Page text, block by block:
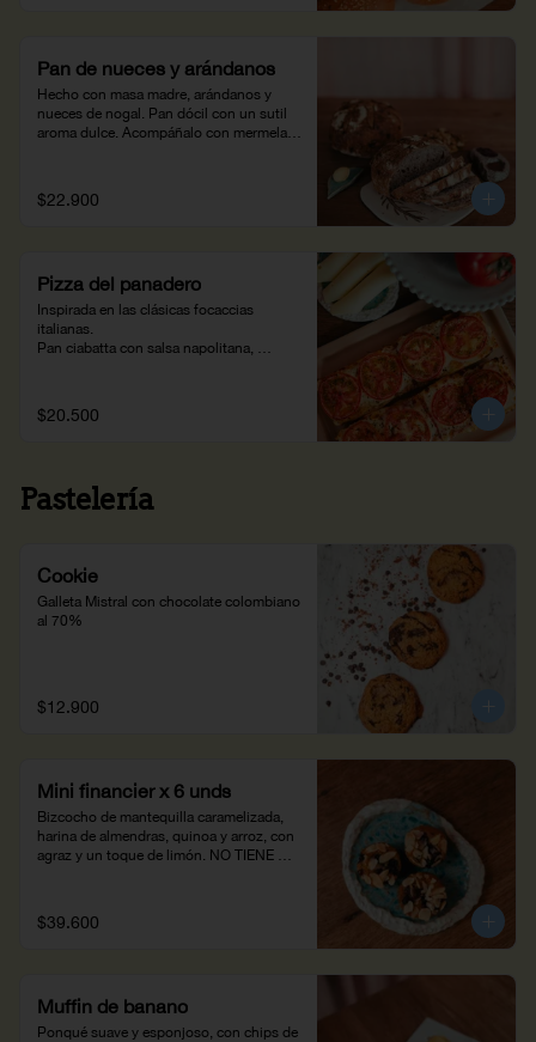
Pan de nueces y arándanos
Hecho con masa madre, arándanos y
nueces de nogal. Pan dócil con un sutil
aroma dulce. Acompáñalo con mermelada
$22.900
Pizza del panadero
Inspirada en las clásicas focaccias
italianas.
Pan ciabatta con salsa napolitana,
$20.500
Pastelería
Cookie
Galleta Mistral con chocolate colombiano
al 70%
$12.900
Mini financier x 6 unds
Bizcocho de mantequilla caramelizada,
harina de almendras, quinoa y arroz, con
agraz y un toque de limón. NO TIENE
$39.600
Muffin de banano
Ponqué suave y esponjoso, con chips de